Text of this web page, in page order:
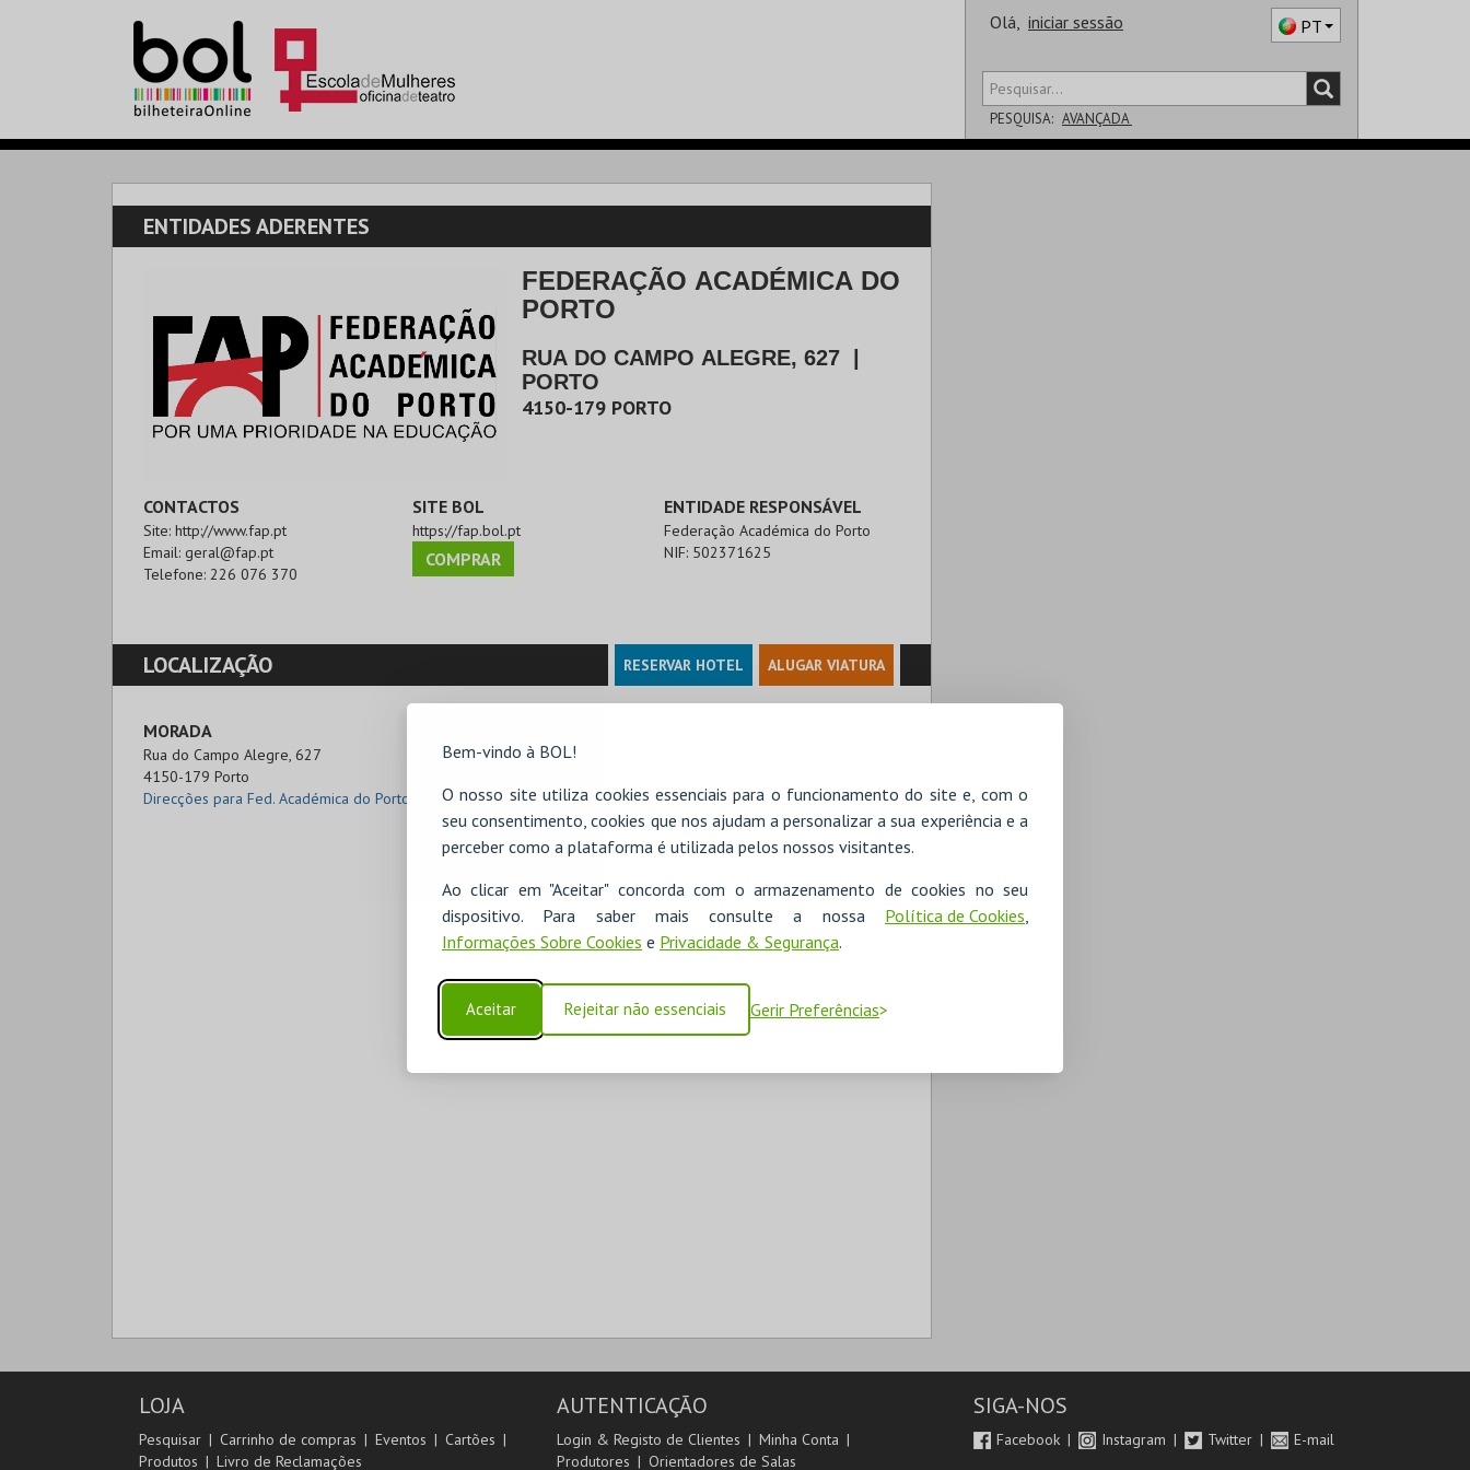
Bem-vindo à BOL!
O nosso site utiliza cookies essenciais para o funcionamento do site e, com o
seu consentimento, cookies que nos ajudam a personalizar a sua experiência e a
perceber como a plataforma é utilizada pelos nossos visitantes.
Ao clicar em "Aceitar" concorda com o armazenamento de cookies no seu
dispositivo. Para saber mais consulte a nossa Política de Cookies,
Informações Sobre Cookies e Privacidade & Segurança.
Aceitar Rejeitar não essenciais Gerir Preferências
Olá, iniciar sessão PT
PESQUISA: AVANÇADA
ENTIDADES ADERENTES
FEDERAÇÃO ACADÉMICA DO
PORTO
RUA DO CAMPO ALEGRE, 627
PORTO
4150-179 PORTO
CONTACTOS
Site: http://www.fap.pt
Email: geral@fap.pt
Telefone: 226 076 370
SITE BOL
https://fap.bol.pt
COMPRAR
ENTIDADE RESPONSÁVEL
Federação Académica do Porto
NIF: 502371625
LOCALIZAÇÃO RESERVAR HOTEL ALUGAR VIATURA
MORADA
Rua do Campo Alegre, 627
4150-179 Porto
Direcções para Fed. Académica do Porto
LOJA
Pesquisar Carrinho de compras Eventos
Cartões
Produtos
Livro de Reclamações
AUTENTICAÇÃO
Login & Registo de Clientes
Minha Conta
Produtores
Orientadores de Salas
SIGA-NOS
Facebook Instagram Twitter E-mail